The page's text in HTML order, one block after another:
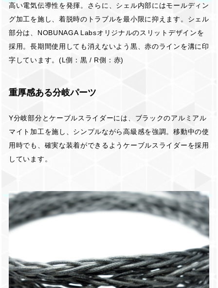
高い電気伝導性を発揮。さらに、シェル内部にはモールディン
グ加工を施し、着脱時のトラブルを最小限に抑えます。シェル
部分は、NOBUNAGA Labsオリジナルのスリットデザインを
採用。長期間使用しても消えないよう黒、赤のラインを溝に印
字しています。(L側：黒 / R側：赤)
重厚感ある分岐パーツ
Y分岐部分とケーブルスライダーには、ブラックのアルミアル
マイト加工を施し、シンプルながら高級感を強調。移動中の使
用時でも、確実な装着ができるようケーブルスライダーを採用
しています。